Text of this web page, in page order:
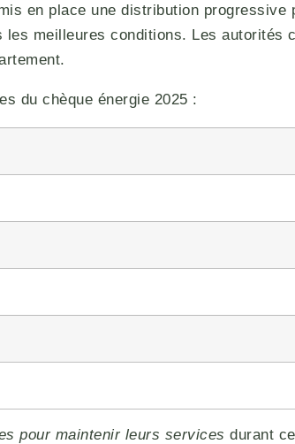
en place une distribution
meilleures conditions. Les
du chèque énergie 2025 :
pour maintenir leurs services durant